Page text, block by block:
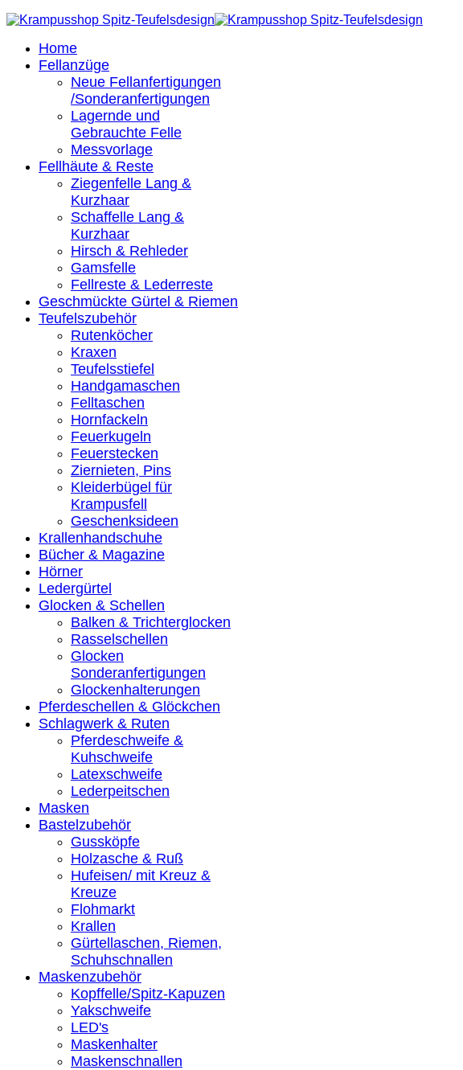
Home
Fellanzüge
Neue Fellanfertigungen
/Sonderanfertigungen
Lagernde und
Gebrauchte Felle
Messvorlage
Fellhäute & Reste
Ziegenfelle Lang &
Kurzhaar
Schaffelle Lang &
Kurzhaar
Hirsch & Rehleder
Gamsfelle
Fellreste & Lederreste
Geschmückte Gürtel & Riemen
Teufelszubehör
Rutenköcher
Kraxen
Teufelsstiefel
Handgamaschen
Felltaschen
Hornfackeln
Feuerkugeln
Feuerstecken
Ziernieten, Pins
Kleiderbügel für
Krampusfell
Geschenksideen
Krallenhandschuhe
Bücher & Magazine
Hörner
Ledergürtel
Glocken & Schellen
Balken & Trichterglocken
Rasselschellen
Glocken
Sonderanfertigungen
Glockenhalterungen
Pferdeschellen & Glöckchen
Schlagwerk & Ruten
Pferdeschweife &
Kuhschweife
Latexschweife
Lederpeitschen
Masken
Bastelzubehör
Gussköpfe
Holzasche & Ruß
Hufeisen/ mit Kreuz &
Kreuze
Flohmarkt
Krallen
Gürtellaschen, Riemen,
Schuhschnallen
Maskenzubehör
Kopffelle/Spitz-Kapuzen
Yakschweife
LED's
Maskenhalter
Maskenschnallen